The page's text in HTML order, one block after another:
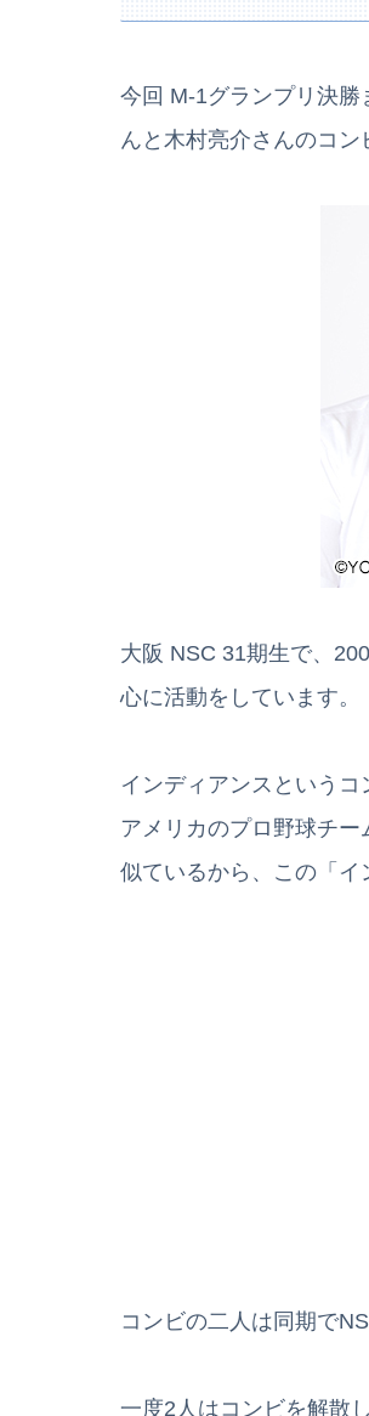
今回 M-1グランプリ決勝
んと木村亮介さんのコン
大阪 NSC 31期生で、
心に活動をしています。
インディアンスという
アメリカのプロ野球チ
似ているから、この「イ
コンビの二人は同期で
一度2人はコンビを解散